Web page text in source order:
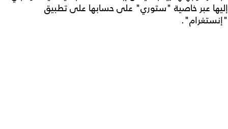
إليها عبر خاصية "ستوري" على حسابها على تطبيق
"إنستغرام".